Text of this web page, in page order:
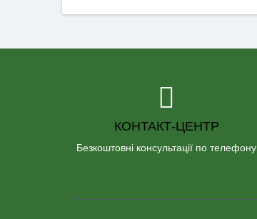
КОНТАКТ-ЦЕНТР
Безкоштовні консультації по телефону